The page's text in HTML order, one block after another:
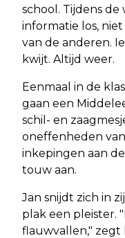
school. Tijdens
informatie los,
van de anderen.
kwijt. Altijd weer.
Eenmaal in de
gaan een
schil- en
oneffenheden
inkepingen aan
touw aan.
Jan snijdt zich in
plak een pleister.
flauwvallen," zegt